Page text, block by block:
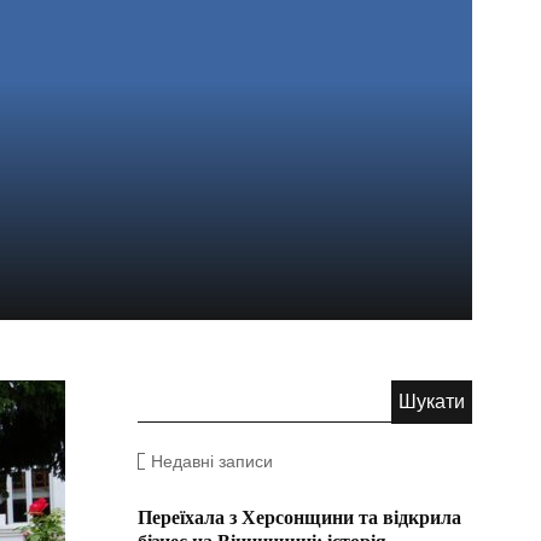
Недавні записи
Переїхала з Херсонщини та відкрила